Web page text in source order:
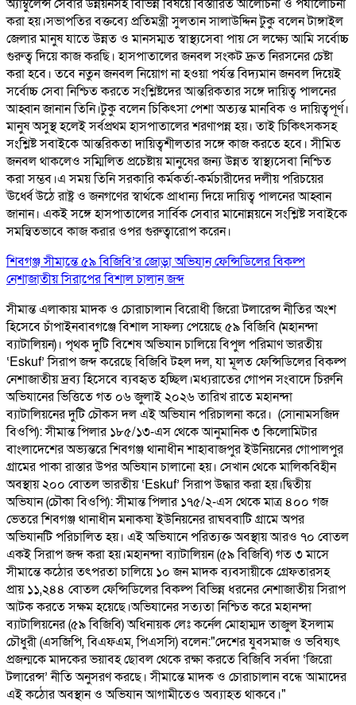
অ্যাম্বুলেন্স সেবার উন্নয়নসহ বিভিন্ন বিষয়ে বিস্তারিত আলোচনা ও পর্যালোচনা
করা হয়।সভাপতির বক্তব্যে প্রতিমন্ত্রী সুলতান সালাউদ্দিন টুকু বলেন টাঙ্গাইল
জেলার মানুষ যাতে উন্নত ও মানসম্মত স্বাস্থ্যসেবা পায় সে লক্ষ্যে আমি সর্বোচ্চ
গুরুত্ব দিয়ে কাজ করছি। হাসপাতালের জনবল সংকট দ্রুত নিরসনের চেষ্টা
করা হবে। তবে নতুন জনবল নিয়োগ না হওয়া পর্যন্ত বিদ্যমান জনবল দিয়েই
সর্বোচ্চ সেবা নিশ্চিত করতে সংশ্লিষ্টদের আন্তরিকতার সঙ্গে দায়িত্ব পালনের
আহ্বান জানান তিনি।টুকু বলেন চিকিৎসা পেশা অত্যন্ত মানবিক ও দায়িত্বপূর্ণ।
মানুষ অসুস্থ হলেই সর্বপ্রথম হাসপাতালের শরণাপন্ন হয়। তাই চিকিৎসকসহ
সংশ্লিষ্ট সবাইকে আন্তরিকতা দায়িত্বশীলতার সঙ্গে কাজ করতে হবে। সীমিত
জনবল থাকলেও সম্মিলিত প্রচেষ্টায় মানুষের জন্য উন্নত স্বাস্থ্যসেবা নিশ্চিত
করা সম্ভব।এ সময় তিনি সরকারি কর্মকর্তা-কর্মচারীদের দলীয় পরিচয়ের
ঊর্ধ্বে উঠে রাষ্ট্র ও জনগণের স্বার্থকে প্রাধান্য দিয়ে দায়িত্ব পালনের আহ্বান
জানান। একই সঙ্গে হাসপাতালের সার্বিক সেবার মানোন্নয়নে সংশ্লিষ্ট সবাইকে
সমন্বিতভাবে কাজ করার ওপর গুরুত্বারোপ করেন।
শিবগঞ্জ সীমান্তে ৫৯ বিজিবি’র জোড়া অভিযান ফেন্সিডিলের বিকল্প
নেশাজাতীয় সিরাপের বিশাল চালান জব্দ
সীমান্ত এলাকায় মাদক ও চোরাচালান বিরোধী জিরো টলারেন্স নীতির অংশ
হিসেবে চাঁপাইনবাবগঞ্জে বিশাল সাফল্য পেয়েছে ৫৯ বিজিবি (মহানন্দা
ব্যাটালিয়ন)। পৃথক দুটি বিশেষ অভিযান চালিয়ে বিপুল পরিমাণ ভারতীয়
‘Eskuf’ সিরাপ জব্দ করেছে বিজিবি টহল দল, যা মূলত ফেন্সিডিলের বিকল্প
নেশাজাতীয় দ্রব্য হিসেবে ব্যবহৃত হচ্ছিল। ​মধ্যরাতের গোপন সংবাদে চিরুনি
অভিযানের ভিত্তিতে গত ০৬ জুলাই ২০২৬ তারিখ রাতে মহানন্দা
ব্যাটালিয়নের দুটি চৌকস দল এই অভিযান পরিচালনা করে। ​ (সোনামসজিদ
বিওপি): সীমান্ত পিলার ১৮৫/১৩-এস থেকে আনুমানিক ৩ কিলোমিটার
বাংলাদেশের অভ্যন্তরে শিবগঞ্জ থানাধীন শাহাবাজপুর ইউনিয়নের গোপালপুর
গ্রামের পাকা রাস্তার উপর অভিযান চালানো হয়। সেখান থেকে মালিকবিহীন
অবস্থায় ২০০ বোতল ভারতীয় ‘Eskuf’ সিরাপ উদ্ধার করা হয়। ​দ্বিতীয়
অভিযান (চৌকা বিওপি): সীমান্ত পিলার ১৭৫/২-এস থেকে মাত্র ৪০০ গজ
ভেতরে শিবগঞ্জ থানাধীন মনাকষা ইউনিয়নের রাঘববাটি গ্রামে অপর
অভিযানটি পরিচালিত হয়। এই অভিযানে পরিত্যক্ত অবস্থায় আরও ৭০ বোতল
একই সিরাপ জব্দ করা হয়। ​ মহানন্দা ব্যাটালিয়ন (৫৯ বিজিবি) গত ৩ মাসে
সীমান্তে কঠোর তৎপরতা চালিয়ে ১০ জন মাদক ব্যবসায়ীকে গ্রেফতারসহ
প্রায় ১১,২৪৪ বোতল ফেন্সিডিলের বিকল্প বিভিন্ন ধরনের নেশাজাতীয় সিরাপ
আটক করতে সক্ষম হয়েছে। ​ ​অভিযানের সত্যতা নিশ্চিত করে মহানন্দা
ব্যাটালিয়নের (৫৯ বিজিবি) অধিনায়ক লেঃ কর্নেল মোহাম্মদ তাজুল ইসলাম
চৌধুরী (এসজিপি, বিএফএম, পিএসসি) বলেন: ​"দেশের যুবসমাজ ও ভবিষ্যৎ
প্রজন্মকে মাদকের ভয়াবহ ছোবল থেকে রক্ষা করতে বিজিবি সর্বদা ‘জিরো
টলারেন্স’ নীতি অনুসরণ করছে। সীমান্তে মাদক ও চোরাচালান বন্ধে আমাদের
এই কঠোর অবস্থান ও অভিযান আগামীতেও অব্যাহত থাকবে।"